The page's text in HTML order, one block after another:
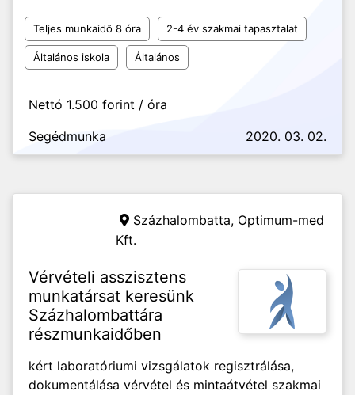
Teljes munkaidő 8 óra 2-4 év szakmai tapasztalat
Általános iskola Általános
Nettó 1.500 forint / óra
Segédmunka
2020. 03. 02.
Százhalombatta, Optimum-med
Kft.
Vérvételi asszisztens
munkatársat keresünk
Százhalombattára
részmunkaidőben
kért laboratóriumi vizsgálatok regisztrálása,
dokumentálása vérvétel és mintaátvétel szakmai